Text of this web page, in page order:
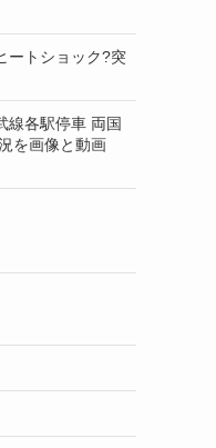
ートショック?突
線各駅停車 両国
を画像と動画